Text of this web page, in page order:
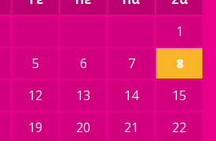
1
5 6 7
8
12 13 14
15
19 20 21
22